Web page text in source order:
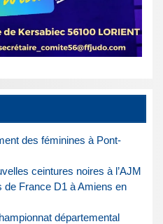
des féminines à Pont-
ceintures noires à l’AJM
de France D1 à Amiens en
départemental